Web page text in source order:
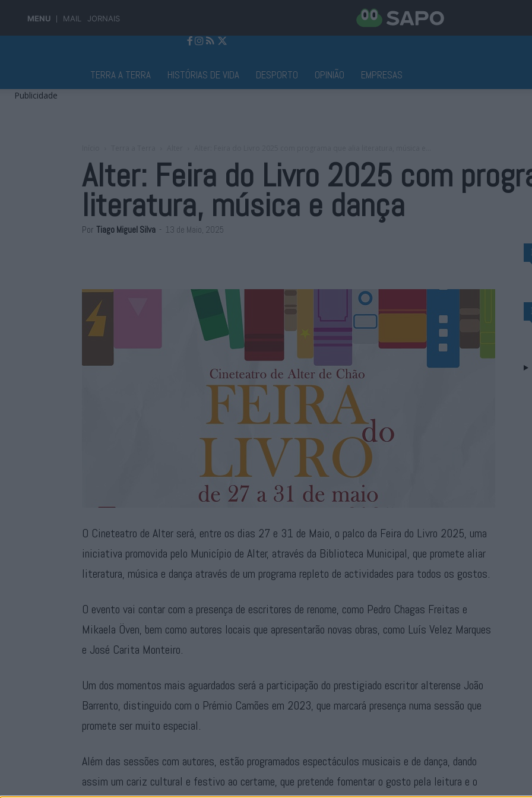
MENU MAIL JORNAIS
TERRA A TERRA HISTÓRIAS DE VIDA DESPORTO OPINIÃO EMPRESAS
Publicidade
Alter: Feira do Livro 2025 com
literatura, música e dança
Por Tiago Miguel Silva - 13 de Maio, 2025
O Cineteatro de Alter será, entre os dias 27 e 31 de Maio, o palco da Feira do Livro 2025, uma
iniciativa promovida pelo Município de Alter, através da Biblioteca Municipal, que promete aliar
literatura, música e dança através de um programa repleto de actividades para todos os gostos.
O evento vai contar com a presença de escritores de renome, como Pedro Chagas Freitas e
Mikaela Öven, bem como autores locais que apresentarão novas obras, como Luís Velez Marques
e José Carita Monteiro.
Um dos momentos mais aguardados será a participação do prestigiado escritor alterense João
Barrento, distinguido com o Prémio Camões em 2023, que marcará presença numa sessão que
promete ser muito especial.
Além das sessões com autores, estão programados espectáculos musicais e de dança, dando
assim um cariz cultural e festivo ao certame, que pretende fomentar o gosto pela leitura e o